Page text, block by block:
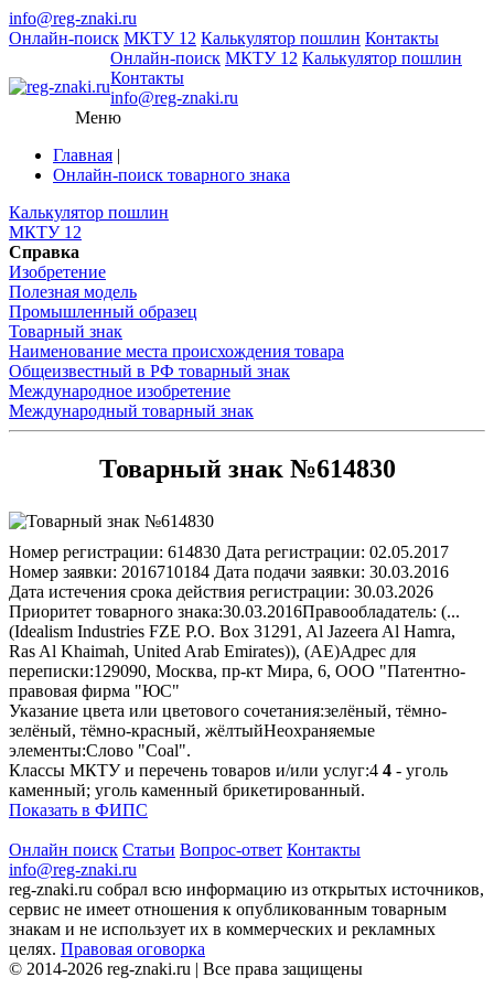
info@reg-znaki.ru
Онлайн-поиск МКТУ 12 Калькулятор пошлин Контакты
Онлайн-поиск МКТУ 12 Калькулятор пошлин
Контакты
info@reg-znaki.ru
Меню
Главная |
Онлайн-поиск товарного знака
Калькулятор пошлин
МКТУ 12
Справка
Изобретение
Полезная модель
Промышленный образец
Товарный знак
Наименование места происхождения товара
Общеизвестный в РФ товарный знак
Международное изобретение
Международный товарный знак
Товарный знак №614830
Номер регистрации: 614830 Дата регистрации: 02.05.2017
Номер заявки: 2016710184 Дата подачи заявки: 30.03.2016
Дата истечения срока действия регистрации: 30.03.2026
Приоритет товарного знака:30.03.2016Правообладатель: (...
(Idealism Industries FZE P.O. Box 31291, Al Jazeera Al Hamra,
Ras Al Khaimah, United Arab Emirates)), (AE)Адрес для
переписки:129090, Москва, пр-кт Мира, 6, ООО "Патентно-
правовая фирма "ЮС"
Указание цвета или цветового сочетания:зелёный, тёмно-
зелёный, тёмно-красный, жёлтыйНеохраняемые
элементы:Слово "Coal".
Классы МКТУ и перечень товаров и/или услуг:4 4 - уголь
каменный; уголь каменный брикетированный.
Показать в ФИПС
Онлайн поиск Статьи Вопрос-ответ Контакты
info@reg-znaki.ru
reg-znaki.ru собрал всю информацию из открытых источников,
сервис не имеет отношения к опубликованным товарным
знакам и не использует их в коммерческих и рекламных
целях. Правовая оговорка
© 2014-2026 reg-znaki.ru | Все права защищены